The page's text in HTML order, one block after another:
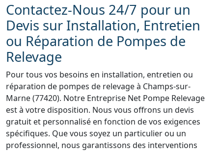
Contactez-Nous 24/7 pour un
Devis sur Installation, Entretien
ou Réparation de Pompes de
Relevage
Pour tous vos besoins en installation, entretien ou
réparation de pompes de relevage à Champs-sur-
Marne (77420). Notre Entreprise Net Pompe Relevage
est à votre disposition. Nous vous offrons un devis
gratuit et personnalisé en fonction de vos exigences
spécifiques. Que vous soyez un particulier ou un
professionnel, nous garantissons des interventions